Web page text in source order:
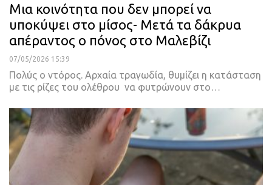
Μια κοινότητα που δεν μπορεί να
υποκύψει στο μίσος- Μετά τα δάκρυα
απέραντος ο πόνος στο Μαλεβίζι
07/05/2026 15:39
Πολύς ο ντόρος. Αρχαία τραγωδία, θυμίζει η κατάσταση
με τις ρίζες του ολέθρου να φυτρώνουν στο…